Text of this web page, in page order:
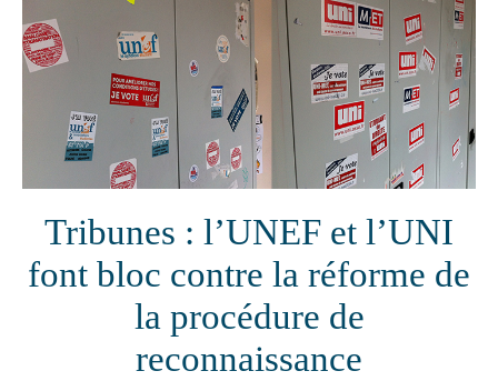
Tribunes : l’UNEF et l’UNI
font bloc contre la réforme de
la procédure de
reconnaissance